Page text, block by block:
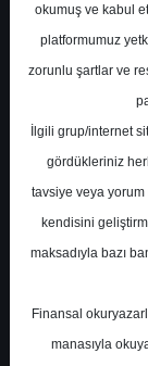
En Yüksek
Ortalama
Ortalama
okumuş ve kabul
platformumuz
zorunlu şartlar ve
İlgili grup/internet
gördükleriniz
tavsiye veya yorum
kendisini
maksadıyla bazı
Finansal
manasıyla